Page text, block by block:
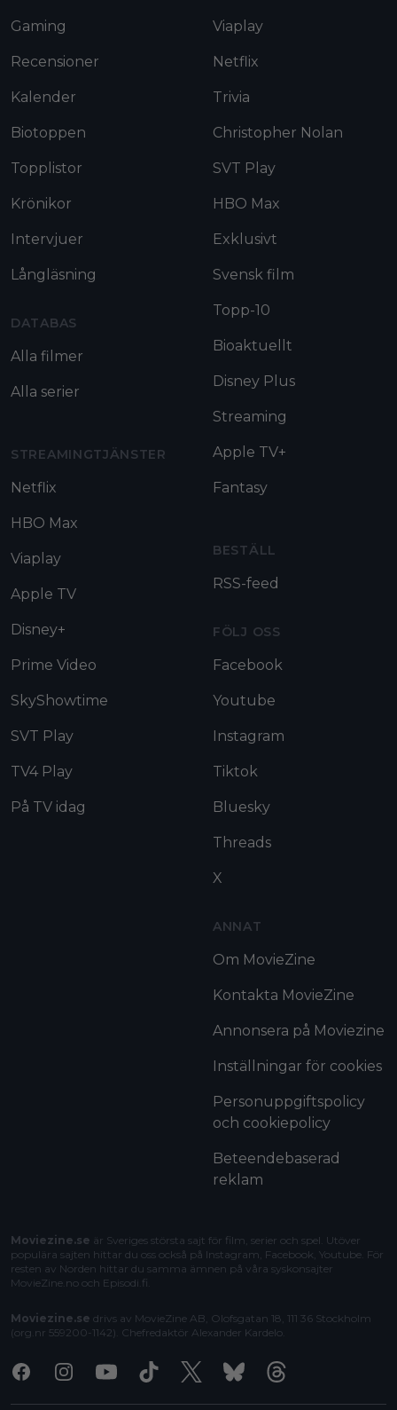
Gaming
Recensioner
Kalender
Biotoppen
Topplistor
Krönikor
Intervjuer
Långläsning
DATABAS
Alla filmer
Alla serier
STREAMINGTJÄNSTER
Netflix
HBO Max
Viaplay
Apple TV
Disney+
Prime Video
SkyShowtime
SVT Play
TV4 Play
På TV idag
Viaplay
Netflix
Trivia
Christopher Nolan
SVT Play
HBO Max
Exklusivt
Svensk film
Topp-10
Bioaktuellt
Disney Plus
Streaming
Apple TV+
Fantasy
BESTÄLL
RSS-feed
FÖLJ OSS
Facebook
Youtube
Instagram
Tiktok
Bluesky
Threads
X
ANNAT
Om MovieZine
Kontakta MovieZine
Annonsera på Moviezine
Inställningar för cookies
Personuppgiftspolicy
och cookiepolicy
Beteendebaserad
reklam
Moviezine.se är Sveriges största sajt för film, serier och spel. Utöver
populära sajten hittar du oss också på Instagram, Facebook, Youtube. För
resten av Norden hittar du samma ämnen på våra syskonsajter
MovieZine.no och Episodi.fi
Moviezine.se drivs av MovieZine AB, Olofsgatan 18, 111 36 Stockholm
(org.nr 559200-1142). Chefredaktör Alexander Kardelo
FacebookInstagramYoutubeTiktok X BlueskyThreads